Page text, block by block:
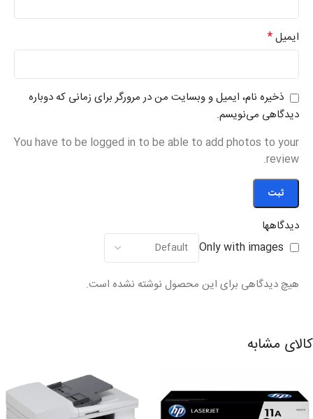
دیدگاهها
Only with images
هیچ دیدگاهی برای این محصول نوشته نشده است.
ایمیل*
ذخیره نام، ایمیل و وبسایت من در مرورگر برای زمانی که دوباره
دیدگاهی می‌نویسم.
You have to be logged in to be able to add photos to your
review.
کالای مشابه